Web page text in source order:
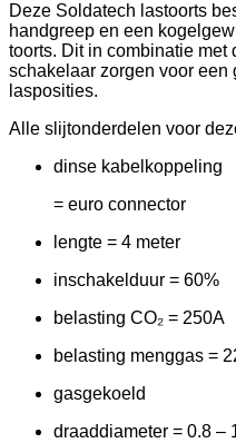
Deze Soldatech lastoorts
handgreep en een
toorts. Dit in combinatie
schakelaar zorgen voor
lasposities.
Alle slijtonderdelen voor
dinse kabelkoppeling
= euro connector
lengte = 4 meter
inschakelduur = 60%
belasting CO₂ = 250A
belasting menggas =
gasgekoeld
draaddiameter = 0.8 –